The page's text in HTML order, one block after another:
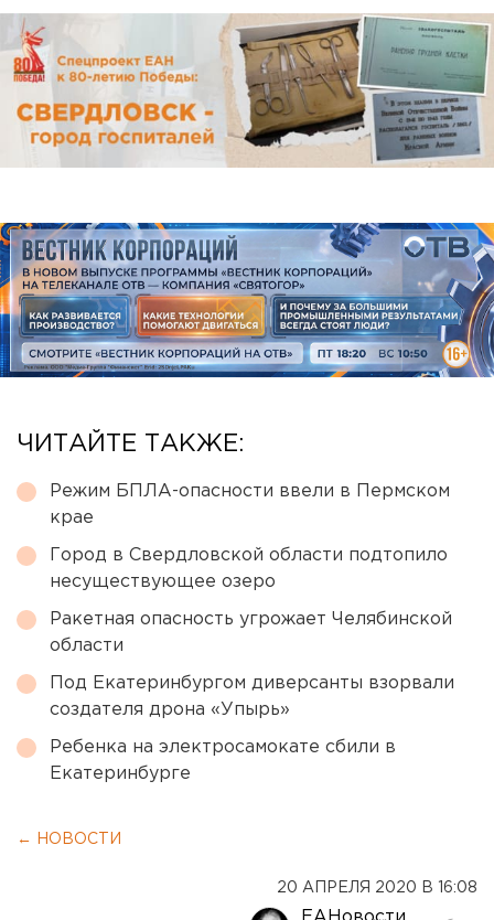
ЧИТАЙТЕ ТАКЖЕ:
Режим БПЛА-опасности ввели в Пермском
крае
Город в Свердловской области подтопило
несуществующее озеро
Ракетная опасность угрожает Челябинской
области
Под Екатеринбургом диверсанты взорвали
создателя дрона «Упырь»
Ребенка на электросамокате сбили в
Екатеринбурге
← НОВОСТИ
20 АПРЕЛЯ 2020 В 16:08